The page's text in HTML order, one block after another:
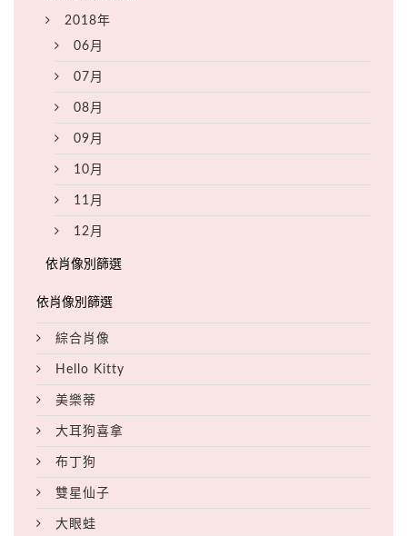
2018年
06月
07月
08月
09月
10月
11月
12月
綜合肖像
Hello Kitty
美樂蒂
大耳狗喜拿
布丁狗
雙星仙子
大眼蛙